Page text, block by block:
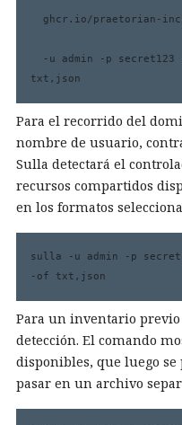
txt,json
Para el recorrido del
nombre de usuario,
Sulla detectará el
recursos compartidos
en los formatos
sulla -u admin -p
-of txt,json
Para un inventario previo
detección. El comando
disponibles, que luego
pasar en un archivo